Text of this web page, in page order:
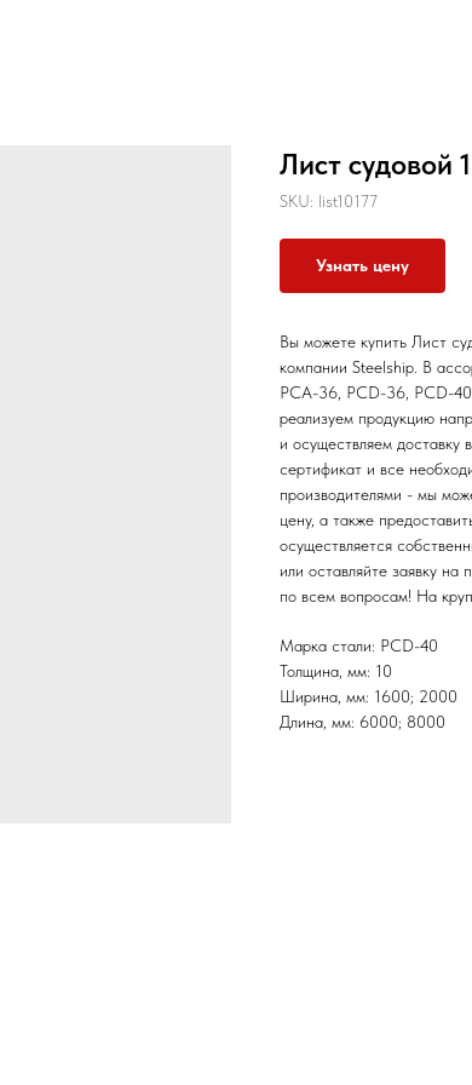
Лист судовой
SKU: list10177
Узнать цену
Вы можете купить Лист
компании Steelship. В
РСА-36, РСD-36, РСD-
реализуем продукцию
и осуществляем
сертификат и все
производителями - мы
цену, а также
осуществляется
или оставляйте заявку
по всем вопросам! На
Марка стали: РСD-40
Толщина, мм: 10
Ширина, мм: 1600; 2000
Длина, мм: 6000; 8000